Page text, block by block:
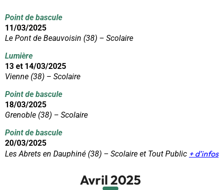
Point de bascule
11/03/2025
Le Pont de Beauvoisin (38) – Scolaire
Lumière
13 et 14/03/2025
Vienne (38) – Scolaire
Point de bascule
18/03/2025
Grenoble (38) – Scolaire
Point de bascule
20/03/2025
Les Abrets en Dauphiné (38) – Scolaire et Tout Public + d’infos
Avril 2025